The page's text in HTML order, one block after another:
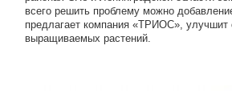
всего решить проблему можно
предлагает компания «ТРИОС», улучшит
выращиваемых растений.